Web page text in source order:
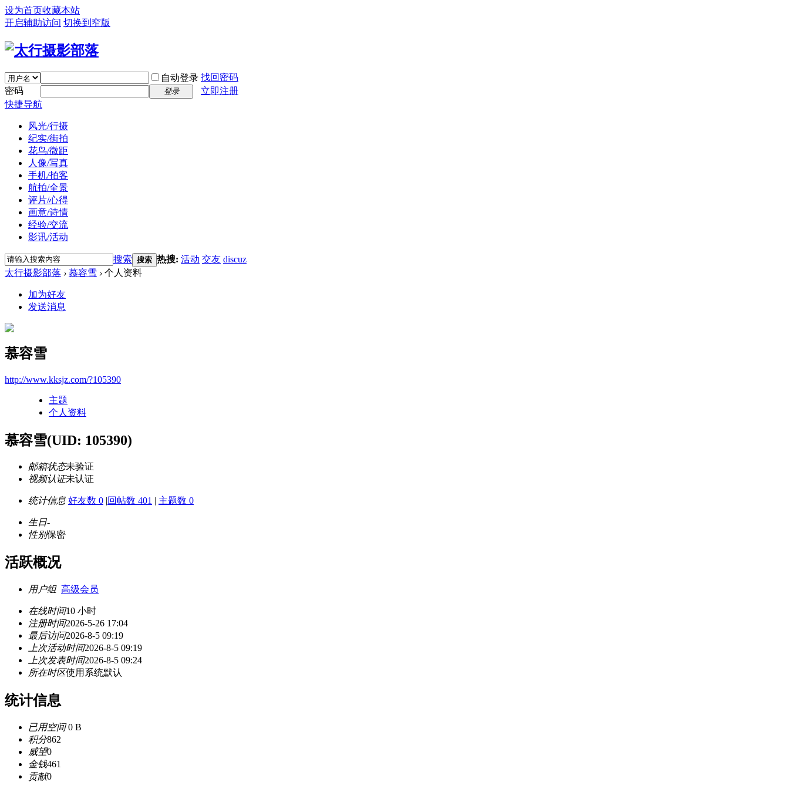
设为首页收藏本站
开启辅助访问 切换到窄版
自动登录 找回密码
密码
登录
立即注册
快捷导航
风光/行摄
纪实/街拍
花鸟/微距
人像/写真
手机/拍客
航拍/全景
评片/心得
画意/诗情
经验/交流
影讯/活动
搜索 搜索 热搜: 活动 交友 discuz
太行摄影部落 › 慕容雪 › 个人资料
加为好友
发送消息
慕容雪
http://www.kksjz.com/?105390
主题
个人资料
慕容雪(UID: 105390)
邮箱状态未验证
视频认证未认证
统计信息 好友数 0 |回帖数 401 | 主题数 0
生日-
性别保密
活跃概况
用户组 高级会员
在线时间10 小时
注册时间2026-5-26 17:04
最后访问2026-8-5 09:19
上次活动时间2026-8-5 09:19
上次发表时间2026-8-5 09:24
所在时区使用系统默认
统计信息
已用空间0 B
积分862
威望0
金钱461
贡献0